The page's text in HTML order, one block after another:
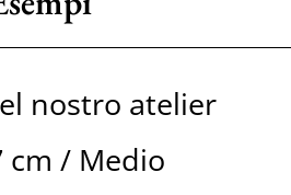
nostro atelier
cm / Medio